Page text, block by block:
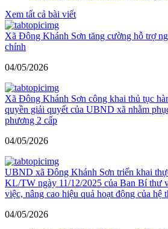
Xem tất cả bài viết
Xã Đông Khánh Sơn tăng cường hỗ trợ
chính
04/05/2026
Xã Đông Khánh Sơn công khai thủ tục
quyền giải quyết của UBND xã nhằm
phương 2 cấp
04/05/2026
UBND xã Đông Khánh Sơn triển khai
KL/TW ngày 11/12/2025 của Ban Bí thư
việc, nâng cao hiệu quả hoạt động của hệ
04/05/2026